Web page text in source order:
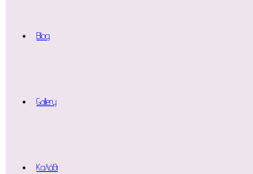
Blog
Gallery
Καλάθι